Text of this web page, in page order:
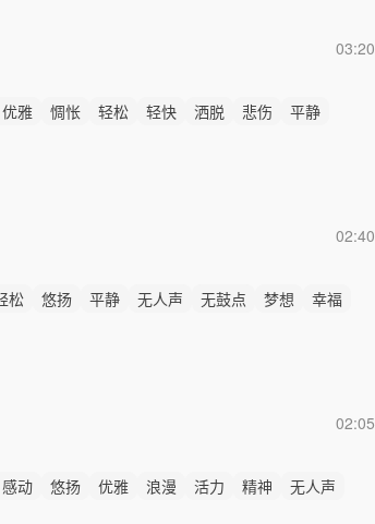
03:20
优雅 惆怅 轻松 轻快 洒脱 悲伤
平静
02:40
松 悠扬 平静 无人声 无鼓点 梦想
幸福
02:05
感动 悠扬 优雅 浪漫 活力 精神
无人声